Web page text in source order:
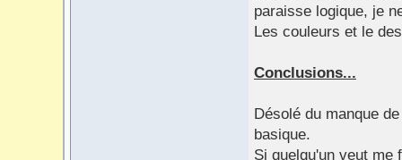
paraisse logique, je
Les couleurs et le
Conclusions...
Désolé du manque
basique.
Si quelqu'un veut me